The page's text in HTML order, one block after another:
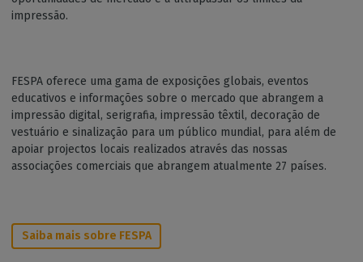
impressão.
FESPA oferece uma gama de exposições globais, eventos
educativos e informações sobre o mercado que abrangem a
impressão digital, serigrafia, impressão têxtil, decoração de
vestuário e sinalização para um público mundial, para além de
apoiar projectos locais realizados através das nossas
associações comerciais que abrangem atualmente 27 países.
Saiba mais sobre FESPA